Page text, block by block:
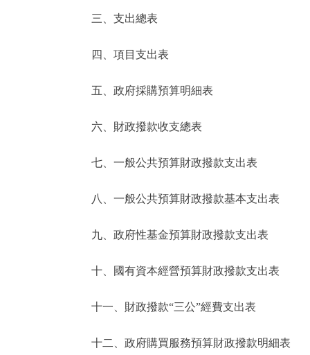
走進北京
北京概況
綠色北京
ENGLISH
三、支出總表
四、項目支出表
五、政府採購預算明細表
六、財政撥款收支總表
七、一般公共預算財政撥款支出表
八、一般公共預算財政撥款基本支出表
九、政府性基金預算財政撥款支出表
十、國有資本經營預算財政撥款支出表
十一、財政撥款“三公”經費支出表
十二、政府購買服務預算財政撥款明細表